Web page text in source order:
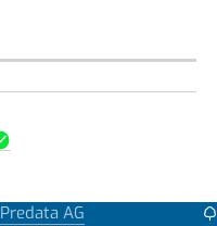
Predata AG